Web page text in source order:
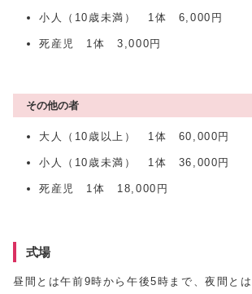
小人（10歳未満） 1体 6,000円
死産児 1体 3,000円
その他の者
大人（10歳以上） 1体 60,000円
小人（10歳未満） 1体 36,000円
死産児 1体 18,000円
式場
昼間とは午前9時から午後5時まで、夜間と